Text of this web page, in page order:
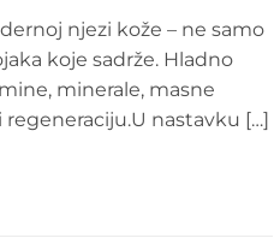
njezi kože – ne samo
koje sadrže. Hladno
minerale, masne
nastavku […]